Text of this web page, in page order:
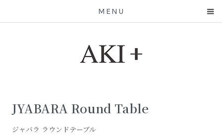
MENU
JYABARA Round Table
ジャバラ ラウンドテーブル